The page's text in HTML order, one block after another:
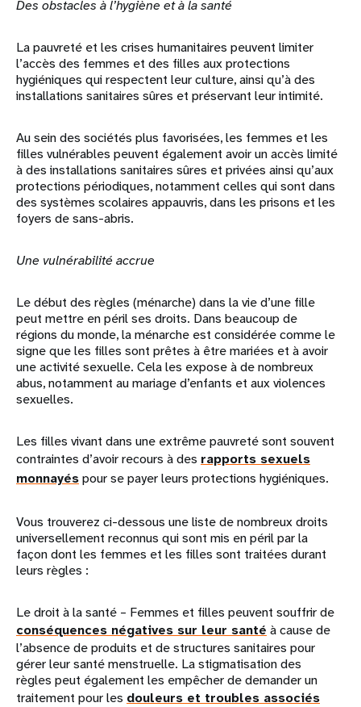
Des obstacles à l’hygiène et à la santé
La pauvreté et les crises humanitaires peuvent limiter
l’accès des femmes et des filles aux protections
hygiéniques qui respectent leur culture, ainsi qu’à des
installations sanitaires sûres et préservant leur intimité.
Au sein des sociétés plus favorisées, les femmes et les
filles vulnérables peuvent également avoir un accès limité
à des installations sanitaires sûres et privées ainsi qu’aux
protections périodiques, notamment celles qui sont dans
des systèmes scolaires appauvris, dans les prisons et les
foyers de sans-abris.
Une vulnérabilité accrue
Le début des règles (ménarche) dans la vie d’une fille
peut mettre en péril ses droits. Dans beaucoup de
régions du monde, la ménarche est considérée comme le
signe que les filles sont prêtes à être mariées et à avoir
une activité sexuelle. Cela les expose à de nombreux
abus, notamment au mariage d’enfants et aux violences
sexuelles.
Les filles vivant dans une extrême pauvreté sont souvent
contraintes d’avoir recours à des rapports sexuels
monnayéspour se payer leurs protections hygiéniques.
Vous trouverez ci-dessous une liste de nombreux droits
universellement reconnus qui sont mis en péril par la
façon dont les femmes et les filles sont traitées durant
leurs règles :
Le droit à la santé – Femmes et filles peuvent souffrir de
conséquences négatives sur leur santé à cause de
l’absence de produits et de structures sanitaires pour
gérer leur santé menstruelle. La stigmatisation des
règles peut également les empêcher de demander un
traitement pour les douleurs et troubles associés